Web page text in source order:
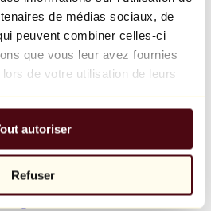
de médias sociaux, de
peuvent combiner celles-ci
que vous leur avez fournies
de votre utilisation de leurs
autoriser
Refuser